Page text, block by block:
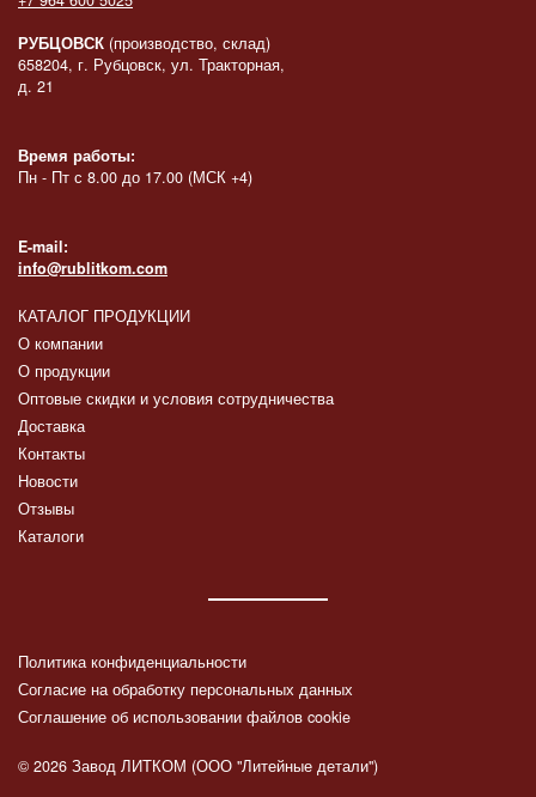
РУБЦОВСК (производство, склад)
658204, г. Рубцовск, ул. Тракторная,
д. 21
Время работы:
Пн - Пт с 8.00 до 17.00 (МСК +4)
E-mail:
info@rublitkom.com
КАТАЛОГ ПРОДУКЦИИ
О компании
О продукции
Оптовые скидки и условия сотрудничества
Доставка
Контакты
Новости
Отзывы
Каталоги
Политика конфиденциальности
Согласие на обработку персональных данных
Соглашение об использовании файлов cookie
© 2026 Завод ЛИТКОМ (ООО "Литейные детали")